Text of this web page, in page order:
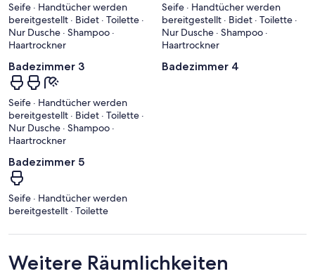
Seife · Handtücher werden
bereitgestellt · Bidet · Toilette ·
Nur Dusche · Shampoo ·
Haartrockner
Seife · Handtücher werden
bereitgestellt · Bidet · Toilette ·
Nur Dusche · Shampoo ·
Haartrockner
Badezimmer 3
Seife · Handtücher werden
bereitgestellt · Bidet · Toilette ·
Nur Dusche · Shampoo ·
Haartrockner
Badezimmer 4
Badezimmer 5
Seife · Handtücher werden
bereitgestellt · Toilette
Weitere Räumlichkeiten